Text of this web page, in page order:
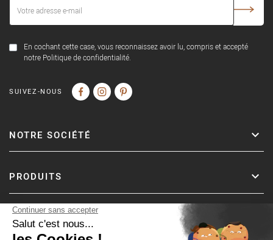
En cochant cette case, vous reconnaissez avoir lu, compris et accepté
notre Politique de confidentialité.
SUIVEZ-NOUS
NOTRE SOCIÉTÉ
PRODUITS